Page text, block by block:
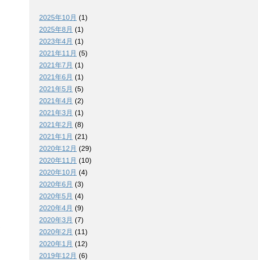
2025年10月 (1)
2025年8月 (1)
2023年4月 (1)
2021年11月 (5)
2021年7月 (1)
2021年6月 (1)
2021年5月 (5)
2021年4月 (2)
2021年3月 (1)
2021年2月 (8)
2021年1月 (21)
2020年12月 (29)
2020年11月 (10)
2020年10月 (4)
2020年6月 (3)
2020年5月 (4)
2020年4月 (9)
2020年3月 (7)
2020年2月 (11)
2020年1月 (12)
2019年12月 (6)